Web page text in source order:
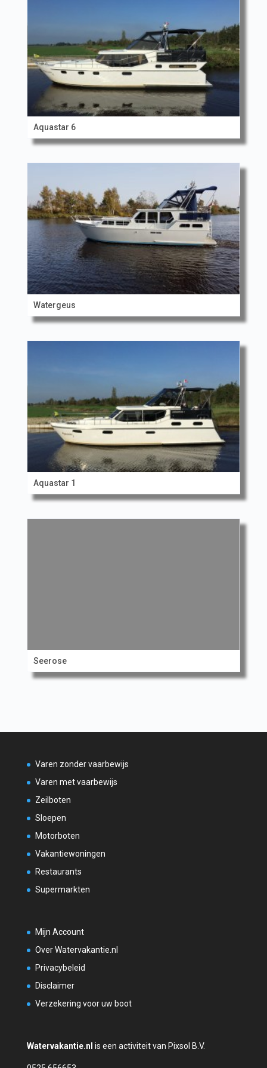
Aquastar 6
Watergeus
Aquastar 1
Seerose
Varen zonder vaarbewijs
Varen met vaarbewijs
Zeilboten
Sloepen
Motorboten
Vakantiewoningen
Restaurants
Supermarkten
Mijn Account
Over Watervakantie.nl
Privacybeleid
Disclaimer
Verzekering voor uw boot
Watervakantie.nl is een activiteit van Pixsol B.V.